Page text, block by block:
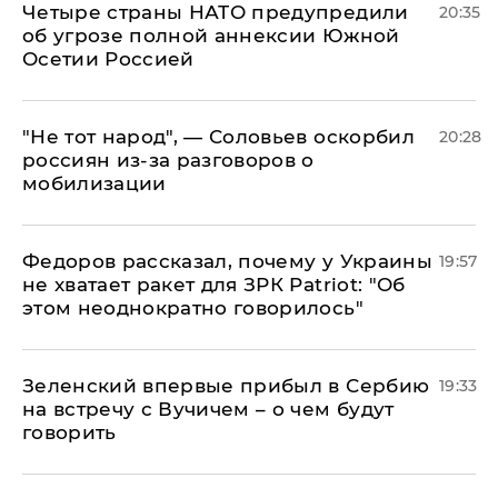
Четыре страны НАТО предупредили
об угрозе полной аннексии Южной
Осетии Россией
20:35
​"Не тот народ", — Соловьев оскорбил
россиян из-за разговоров о
мобилизации
20:28
Федоров рассказал, почему у Украины
не хватает ракет для ЗРК Patriot: "Об
этом неоднократно говорилось"
19:57
Зеленский впервые прибыл в Сербию
на встречу с Вучичем – о чем будут
говорить
19:33